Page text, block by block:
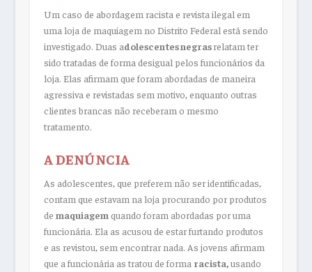
Um caso de abordagem racista e revista ilegal em
uma loja de maquiagem no Distrito Federal está sendo
investigado. Duas adolescentes negrasrelatam ter
sido tratadas de forma desigual pelos funcionários da
loja. Elas afirmam que foram abordadas de maneira
agressiva e revistadas sem motivo, enquanto outras
clientes brancas não receberam o mesmo
tratamento.
A DENÚNCIA
As adolescentes, que preferem não ser identificadas,
contam que estavam na loja procurando por produtos
de maquiagem quando foram abordadas por uma
funcionária. Ela as acusou de estar furtando produtos
e as revistou, sem encontrar nada. As jovens afirmam
que a funcionária as tratou de forma racista,usando